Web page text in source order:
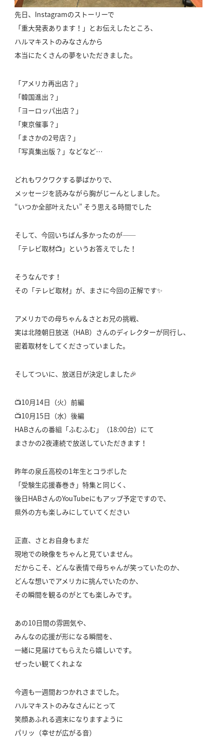
先日、Instagramのストーリーで
「重大発表あります！」とお伝えしたところ、
ハルマキストのみなさんから
本当にたくさんの夢をいただきました。
「アメリカ再出店？」
「韓国進出？」
「ヨーロッパ出店？」
「東京催事？」
「まさかの2号店？」
「写真集出版？」などなど…
どれもワクワクする夢ばかりで、
メッセージを読みながら胸がじーんとしました。
“いつか全部叶えたい” そう思える時間でした
そして、今回いちばん多かったのが——
「テレビ取材📺」というお答えでした！
そうなんです！
その「テレビ取材」が、まさに今回の正解です✨
アメリカでの母ちゃん＆さとお兄の挑戦、
実は北陸朝日放送（HAB）さんのディレクターが同行し、
密着取材をしてくださっていました。
そしてついに、放送日が決定しました🎉
📺10月14日（火）前編
📺10月15日（水）後編
HABさんの番組「ふむふむ」（18:00台）にて
まさかの2夜連続で放送していただきます！
昨年の泉丘高校の1年生とコラボした
「受験生応援春巻き」特集と同じく、
後日HABさんのYouTubeにもアップ予定ですので、
県外の方も楽しみにしていてください
正直、さとお自身もまだ
現地での映像をちゃんと見ていません。
だからこそ、どんな表情で母ちゃんが笑っていたのか、
どんな想いでアメリカに挑んでいたのか、
その瞬間を観るのがとても楽しみです。
あの10日間の雰囲気や、
みんなの応援が形になる瞬間を、
一緒に見届けてもらえたら嬉しいです。
ぜったい観てくれよな
今週も一週間おつかれさまでした。
ハルマキストのみなさんにとって
笑顔あふれる週末になりますように
パリッ（幸せが広がる音）